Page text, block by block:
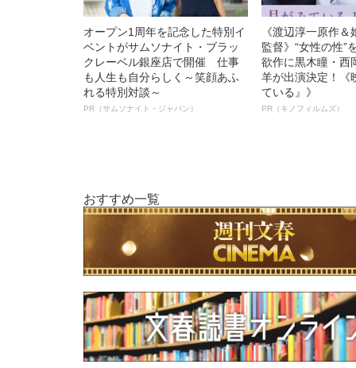
オープン1周年を記念した特別イ
ベントがサムソナイト・ブラッ
クレーベル銀座店で開催 仕事
も人生も自分らしく～笑顔あふ
れる特別対談～
PR（サムソナイト・ジャパン）
《渡辺淳一原作
監督》“女性の性”
欲作に黒木瞳・西
羊が出演決定！《
ている』》
PR（キノフィルムズ）
おすすめ一覧